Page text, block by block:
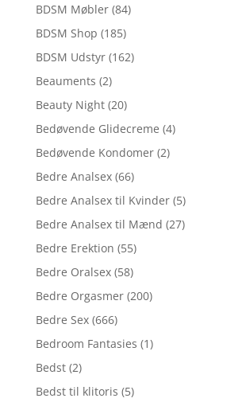
BDSM Møbler (84)
BDSM Shop (185)
BDSM Udstyr (162)
Beauments (2)
Beauty Night (20)
Bedøvende Glidecreme (4)
Bedøvende Kondomer (2)
Bedre Analsex (66)
Bedre Analsex til Kvinder (5)
Bedre Analsex til Mænd (27)
Bedre Erektion (55)
Bedre Oralsex (58)
Bedre Orgasmer (200)
Bedre Sex (666)
Bedroom Fantasies (1)
Bedst (2)
Bedst til klitoris (5)